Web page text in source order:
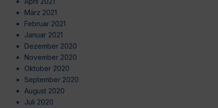
März 2021
Februar 2021
Januar 2021
Dezember 2020
November 2020
Oktober 2020
September 2020
August 2020
Juli 2020